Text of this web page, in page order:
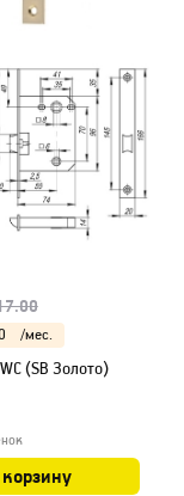
/мес.
(SB Золото)